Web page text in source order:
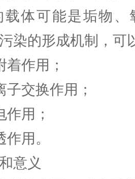
载体可能是垢物、
染的形成机制，可
作用；
交换作用；
用；
用。
意义